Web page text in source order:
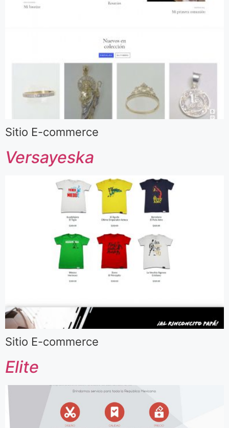
Sitio E-commerce
Versayeska
Sitio E-commerce
Elite